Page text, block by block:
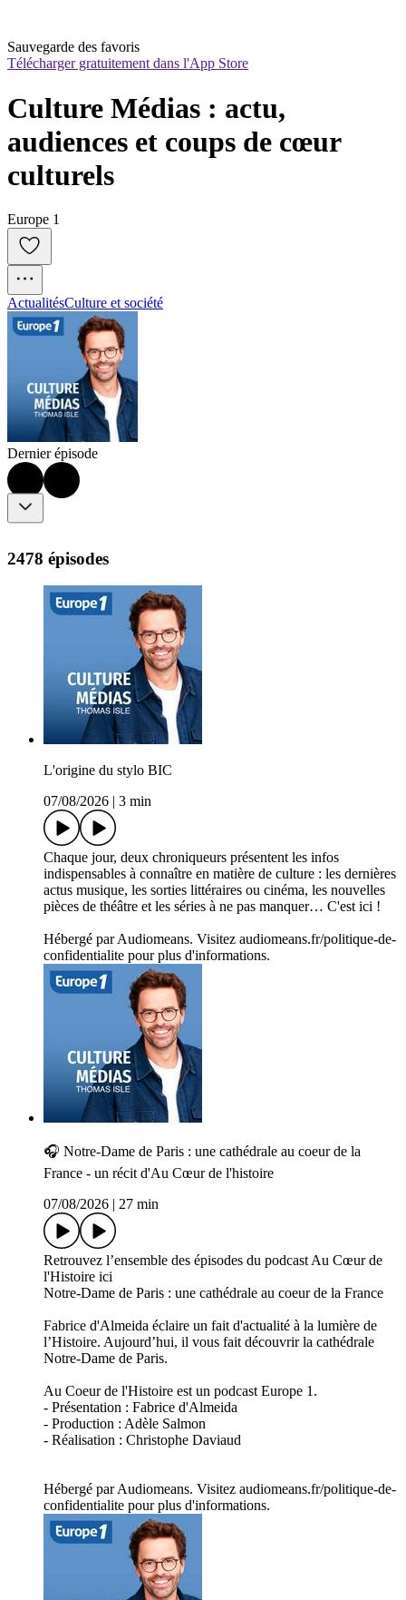
Sauvegarde des favoris
Télécharger gratuitement dans l'App Store
Culture Médias : actu,
audiences et coups de cœur
culturels
Europe 1
ActualitésCulture et société
Dernier épisode
2478 épisodes
L'origine du stylo BIC
07/08/2026
3 min
Chaque jour, deux chroniqueurs présentent les infos
indispensables à connaître en matière de culture : les dernières
actus musique, les sorties littéraires ou cinéma, les nouvelles
pièces de théâtre et les séries à ne pas manquer… C'est ici !
Hébergé par Audiomeans. Visitez audiomeans.fr/politique-de-
confidentialite pour plus d'informations.
🎧 Notre-Dame de Paris : une cathédrale au coeur de la
France - un récit d'Au Cœur de l'histoire
07/08/2026
27 min
Retrouvez l’ensemble des épisodes du podcast Au Cœur de
l'Histoire ici
Notre-Dame de Paris : une cathédrale au coeur de la France
Fabrice d'Almeida éclaire un fait d'actualité à la lumière de
l’Histoire. Aujourd’hui, il vous fait découvrir la cathédrale
Notre-Dame de Paris.
Au Coeur de l'Histoire est un podcast Europe 1.
- Présentation : Fabrice d'Almeida
- Production : Adèle Salmon
- Réalisation : Christophe Daviaud
Hébergé par Audiomeans. Visitez audiomeans.fr/politique-de-
confidentialite pour plus d'informations.